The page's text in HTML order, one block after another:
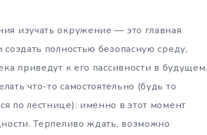
изучать окружение — это главная
полностью безопасную среду,
приведут к его пассивности в будущем.
что-то самостоятельно (будь то
по лестнице): именно в этот момент
Терпеливо ждать, возможно